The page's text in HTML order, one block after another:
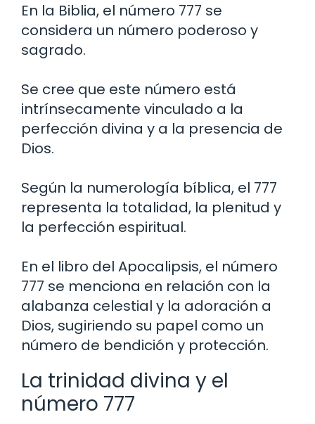
En la Biblia, el número 777 se
considera un número poderoso y
sagrado.
Se cree que este número está
intrínsecamente vinculado a la
perfección divina y a la presencia de
Dios.
Según la numerología bíblica, el 777
representa la totalidad, la plenitud y
la perfección espiritual.
En el libro del Apocalipsis, el número
777 se menciona en relación con la
alabanza celestial y la adoración a
Dios, sugiriendo su papel como un
número de bendición y protección.
La trinidad divina y el
número 777